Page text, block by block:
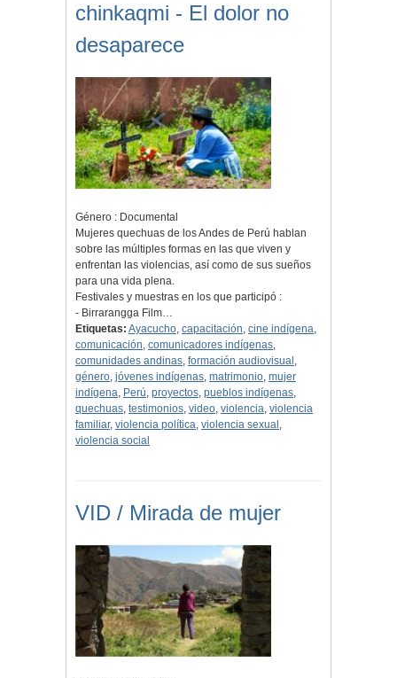
chinkaqmi - El dolor no
desaparece
Género : Documental
Mujeres quechuas de los Andes de Perú hablan
sobre las múltiples formas en las que viven y
enfrentan las violencias, así como de sus sueños
para una vida plena.
Festivales y muestras en los que participó :
- Birrarangga Film…
Etiquetas: Ayacucho, capacitación, cine indígena,
comunicación, comunicadores indígenas,
comunidades andinas, formación audiovisual ,
género, jóvenes indígenas, matrimonio, mujer
indígena, Perú, proyectos, pueblos indígenas,
quechuas, testimonios, video, violencia, violencia
familiar, violencia política, violencia sexual ,
violencia social
VID / Mirada de mujer